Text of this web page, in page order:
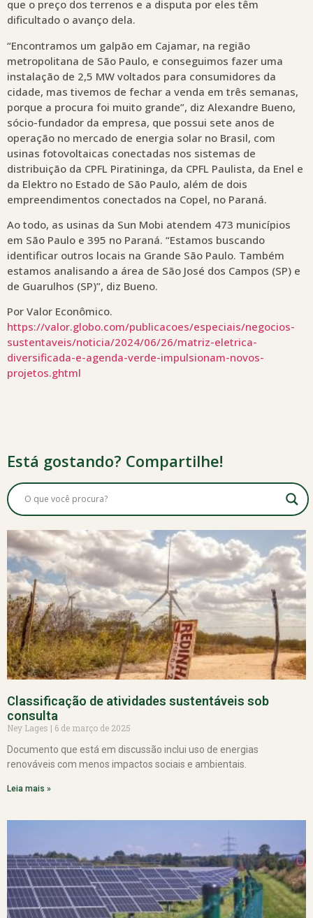
que o preço dos terrenos e a disputa por eles têm
dificultado o avanço dela.
“Encontramos um galpão em Cajamar, na região
metropolitana de São Paulo, e conseguimos fazer uma
instalação de 2,5 MW voltados para consumidores da
cidade, mas tivemos de fechar a venda em três semanas,
porque a procura foi muito grande”, diz Alexandre Bueno,
sócio-fundador da empresa, que possui sete anos de
operação no mercado de energia solar no Brasil, com
usinas fotovoltaicas conectadas nos sistemas de
distribuição da CPFL Piratininga, da CPFL Paulista, da Enel e
da Elektro no Estado de São Paulo, além de dois
empreendimentos conectados na Copel, no Paraná.
Ao todo, as usinas da Sun Mobi atendem 473 municípios
em São Paulo e 395 no Paraná. “Estamos buscando
identificar outros locais na Grande São Paulo. Também
estamos analisando a área de São José dos Campos (SP) e
de Guarulhos (SP)”, diz Bueno.
Por Valor Econômico.
https://valor.globo.com/publicacoes/especiais/negocios-
sustentaveis/noticia/2024/06/26/matriz-eletrica-
diversificada-e-agenda-verde-impulsionam-novos-
projetos.ghtml
Está gostando? Compartilhe!
Classificação de atividades sustentáveis sob
consulta
Ney Lages
6 de março de 2025
Documento que está em discussão inclui uso de energias
renováveis com menos impactos sociais e ambientais.
Leia mais »